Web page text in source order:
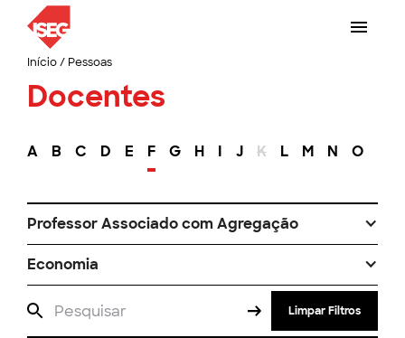
Início/ Pessoas
Docentes
A B C D E F G H I J K L M N O
Professor Associado com Agregação
Economia
Limpar Filtros